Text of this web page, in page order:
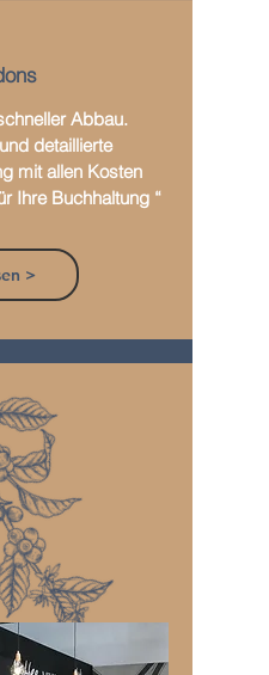
Abbau.
detaillierte
mit allen Kosten
Ihre Buchhaltung “
>